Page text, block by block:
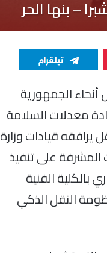
أنحاء الجمهورية
معدلات السلامة
يرافقه قيادات وزارة
المشرفة على تنفيذ
الفنية
النقل الذكي